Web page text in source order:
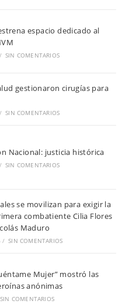
espacio dedicado al
/ SIN COMENTARIOS
gestionaron cirugías para
/ SIN COMENTARIOS
Nacional: justicia histórica
/ SIN COMENTARIOS
se movilizan para exigir la
combatiente Cilia Flores
Maduro
/ SIN COMENTARIOS
Mujer” mostró las
anónimas
SIN COMENTARIOS